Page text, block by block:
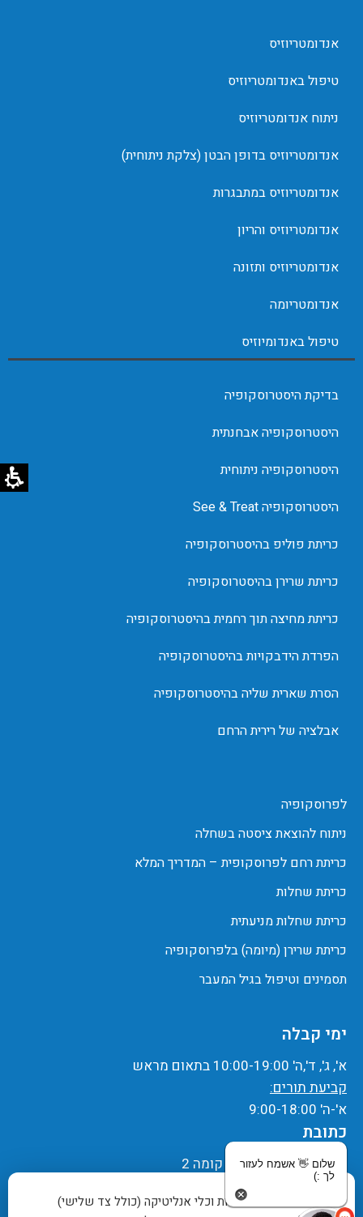
אנדומטריוזיס
טיפול באנדומטריוזיס
ניתוח אנדומטריוזיס
אנדומטריוזיס בדופן הבטן (צלקת ניתוחית)
אנדומטריוזיס במתבגרות
אנדומטריוזיס והריון
אנדומטריוזיס ותזונה
אנדומטריומה
טיפול באנדומיוזיס
בדיקת היסטרוסקופיה
היסטרוסקופיה אבחנתית
היסטרוסקופיה ניתוחית
היסטרוסקופיה See & Treat
כריתת פוליפ בהיסטרוסקופיה
כריתת שרירן בהיסטרוסקופיה
כריתת מחיצה תוך רחמית בהיסטרוסקופיה
הפרדת הידבקויות בהיסטרוסקופיה
הסרת שארית שליה בהיסטרוסקופיה
אבלציה של רירית הרחם
לפרוסקופיה
ניתוח להוצאת ציסטה בשחלה
כריתת רחם לפרוסקופית – המדריך המלא
כריתת שחלות
כריתת שחלות מניעתית
כריתת שרירן (מיומה) בלפרוסקופיה
תסמינים וטיפול בגיל המעבר
ימי קבלה
א', ג', ד',ה' 10:00-19:00 בתאום מראש
קביעת תורים:
א'-ה' 9:00-18:00
כתובת
רח' הברזל 11, בניין A, קומה 2
רמת החייל, תל אביב
אתר זה משתמש בעוגיות וכלי אנליטיקה (כולל צד שלישי)
שלום 👋 אשמח לעזור
לך :)